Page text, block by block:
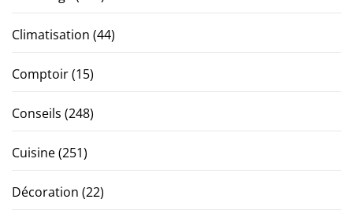
Climatisation (44)
Comptoir(15)
Conseils (248)
Cuisine(251)
Décoration (22)